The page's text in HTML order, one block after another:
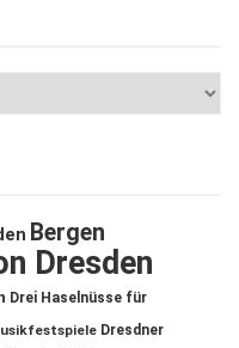
Bergen
Dresden
Drei Haselnüsse für
Dresdner